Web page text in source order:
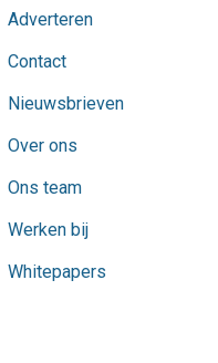
Adverteren
Contact
Nieuwsbrieven
Over ons
Ons team
Werken bij
Whitepapers